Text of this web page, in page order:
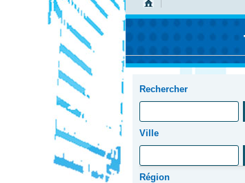
Rechercher
Ville
Région